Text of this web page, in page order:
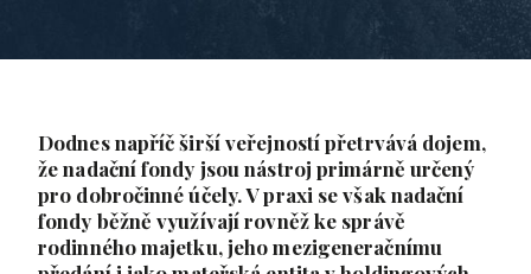
Dodnes napříč širší veřejností přetrvává dojem,
že nadační fondy jsou nástroj primárně určený
pro dobročinné účely. V praxi se však nadační
fondy běžně využívají rovněž ke správě
rodinného majetku, jeho mezigeneračnímu